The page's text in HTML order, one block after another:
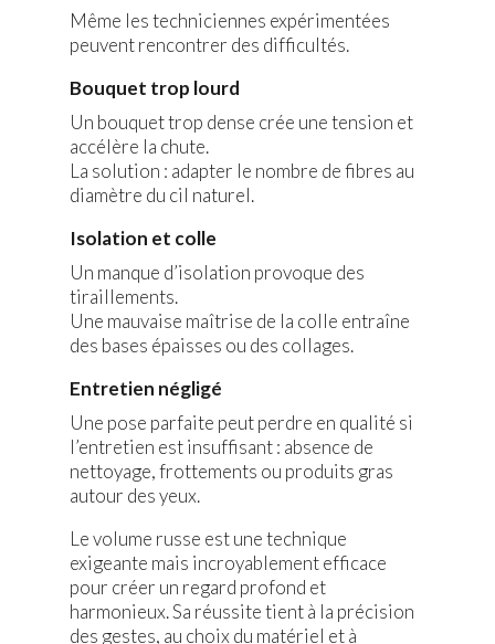
Même les techniciennes expérimentées
peuvent rencontrer des difficultés.
Bouquet trop lourd
Un bouquet trop dense crée une tension et
accélère la chute.
La solution : adapter le nombre de fibres au
diamètre du cil naturel.
Isolation et colle
Un manque d’isolation provoque des
tiraillements.
Une mauvaise maîtrise de la colle entraîne
des bases épaisses ou des collages.
Entretien négligé
Une pose parfaite peut perdre en qualité si
l’entretien est insuffisant : absence de
nettoyage, frottements ou produits gras
autour des yeux.
Le volume russe est une technique
exigeante mais incroyablement efficace
pour créer un regard profond et
harmonieux. Sa réussite tient à la précision
des gestes, au choix du matériel et à